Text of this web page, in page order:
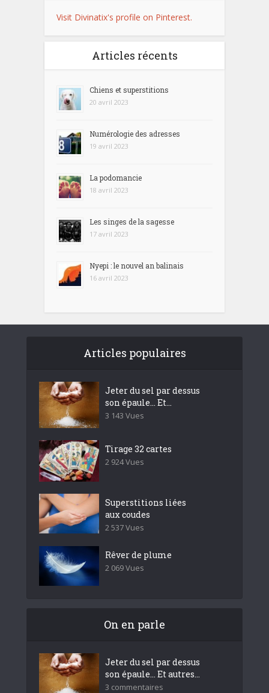
Visit Divinatix's profile on Pinterest.
Articles récents
Chiens et superstitions
20 avril 2023
Numérologie des adresses
19 avril 2023
La podomancie
18 avril 2023
Les singes de la sagesse
17 avril 2023
Nyepi : le nouvel an balinais
16 avril 2023
Articles populaires
Jeter du sel par dessus
son épaule… Et...
3 143 Vues
Tirage 32 cartes
2 924 Vues
Superstitions liées
aux coudes
2 537 Vues
Rêver de plume
2 069 Vues
On en parle
Jeter du sel par dessus
son épaule… Et autres...
3 commentaires